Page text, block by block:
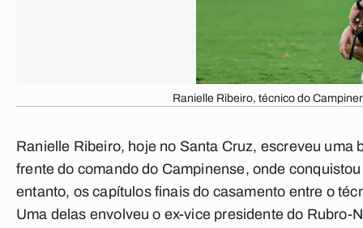
Ranielle Ribeiro, técnico do
Ranielle Ribeiro, hoje no Santa Cruz, escreveu uma
frente do comando do Campinense, onde
entanto, os capítulos finais do casamento entre o
Uma delas envolveu o ex-vice presidente do Rubro-